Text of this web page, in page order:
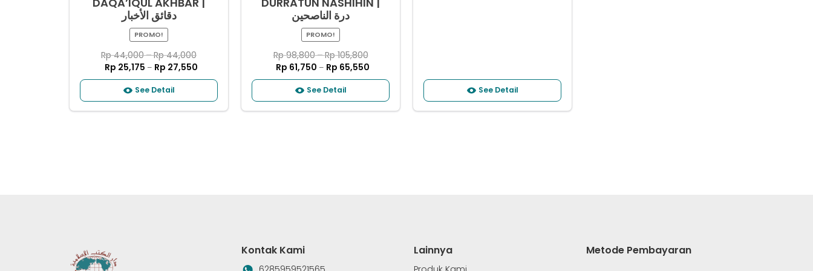
ﺩﻗﺎﺋﻖ ﺍﻷﺧﺒﺎﺭ
PROMO!
Rp44,000–Rp44,000
Rp 25,175 – Rp 27,550
See Detail
درة الناصحين
PROMO!
Rp98,800–Rp105,800
Rp 61,750 – Rp 65,550
See Detail See Detail
Kontak Kami Lainnya Metode Pembayaran